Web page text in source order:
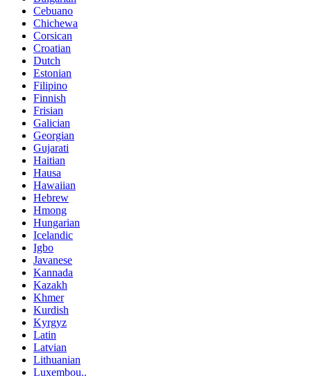
Cebuano
Chichewa
Corsican
Croatian
Dutch
Estonian
Filipino
Finnish
Frisian
Galician
Georgian
Gujarati
Haitian
Hausa
Hawaiian
Hebrew
Hmong
Hungarian
Icelandic
Igbo
Javanese
Kannada
Kazakh
Khmer
Kurdish
Kyrgyz
Latin
Latvian
Lithuanian
Luxembou..